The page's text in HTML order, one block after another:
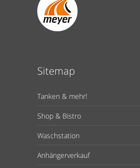
Sitemap
Tanken & mehr!
Shop & Bistro
Waschstation
Anhängerverkauf